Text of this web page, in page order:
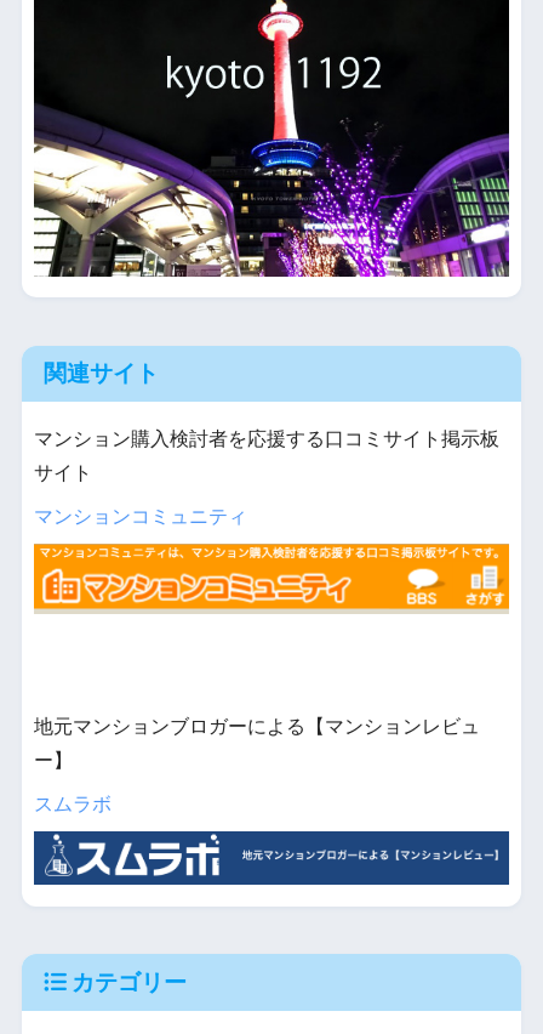
関連サイト
マンション購入検討者を応援する口コミサイト掲示板
サイト
マンションコミュニティ
地元マンションブロガーによる【マンションレビュ
ー】
スムラボ
カテゴリー